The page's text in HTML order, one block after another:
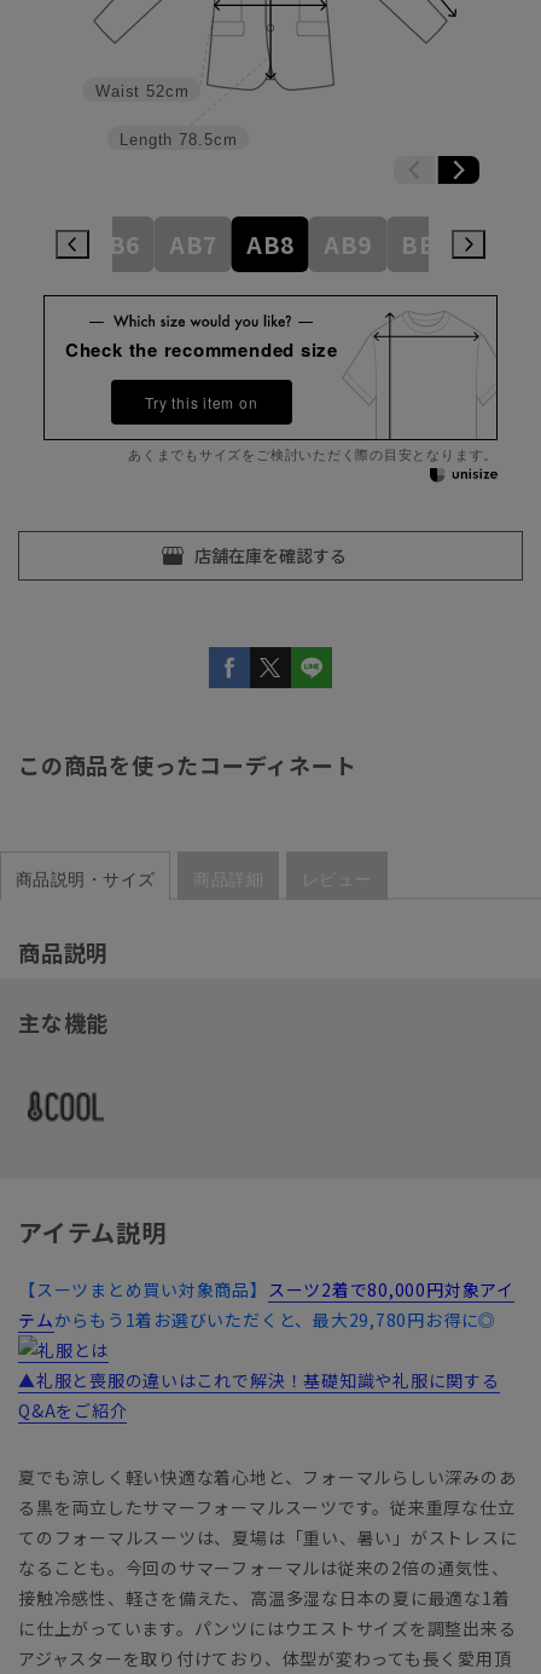
Length 78.5cm
Waist 52cm
AB6 AB7 AB8 AB9 BE3
Check the recommended size
Try this item on
あくまでもサイズをご検討いただく際の目安となります。
この商品を使ったコーディネート
商品説明・サイズ 商品詳細 レビュー
商品説明
主な機能
アイテム説明
【スーツまとめ買い対象商品】 スーツ2着で80,000円対象アイ
テムからもう1着お選びいただくと、最大29,780円お得に◎
▲礼服と喪服の違いはこれで解決！基礎知識や礼服に関する
Q&Aをご紹介
夏でも涼しく軽い快適な着心地と、フォーマルらしい深みのあ
る黒を両立したサマーフォーマルスーツです。従来重厚な仕立
てのフォーマルスーツは、夏場は「重い、暑い」がストレスに
なることも。今回のサマーフォーマルは従来の2倍の通気性、
接触冷感性、軽さを備えた、高温多湿な日本の夏に最適な1着
に仕上がっています。パンツにはウエストサイズを調整出来る
アジャスターを取り付けており、体型が変わっても長く愛用頂